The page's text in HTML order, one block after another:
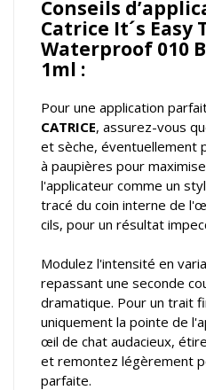
Conseils
Catrice It´s
Waterproof 010
1ml :
Pour une application
CATRICE, assurez-vous
et sèche, éventuellement
à paupières pour
l'applicateur comme un
tracé du coin interne de
cils, pour un résultat
Modulez l'intensité en
repassant une seconde
dramatique. Pour un trait
uniquement la pointe de
œil de chat audacieux,
et remontez légèrement
parfaite.